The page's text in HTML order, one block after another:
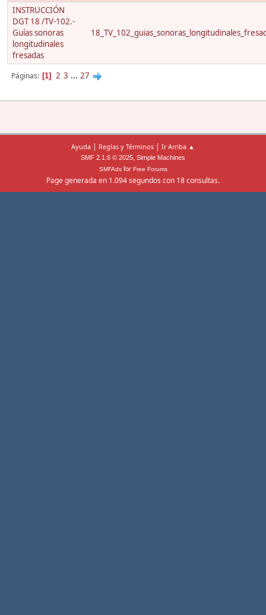
INSTRUCCIÓN
DGT 18 /TV-102.-
Guías sonoras
longitudinales
fresadas
Páginas 1 2 3 ... 27
Ayuda | Reglas y Términos | Ir Arriba ▲
SMF 2.1.6 © 2025, Simple Machines
SMFAdsfor Free Forums
Page generada en 1.094 segundos con 18 consultas.